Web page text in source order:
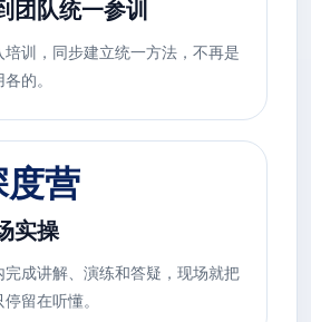
团队统一参训
培训，同步建立统一方法，不再是
的。
营
实操
成讲解、演练和答疑，现场就把
留在听懂。